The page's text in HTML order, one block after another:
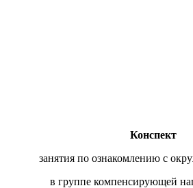
Конспект
занятия по ознакомлению с
в группе компенсирующей